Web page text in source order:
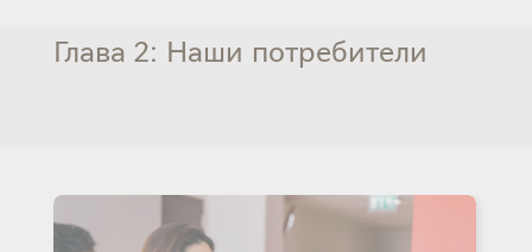
Глава 2: Наши потребители